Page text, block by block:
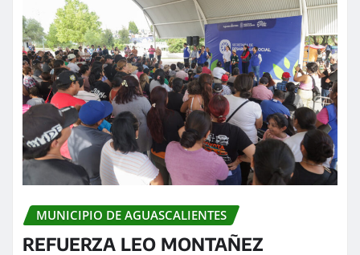
MUNICIPIO DE AGUASCALIENTES
REFUERZA LEO MONTAÑEZ